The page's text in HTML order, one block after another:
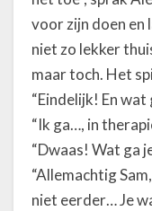
voor zijn doen en
niet zo lekker
maar toch. Het
“Eindelijk! En wat
“Ik ga…, in
“Dwaas! Wat ga
“Allemachtig
niet eerder… Je